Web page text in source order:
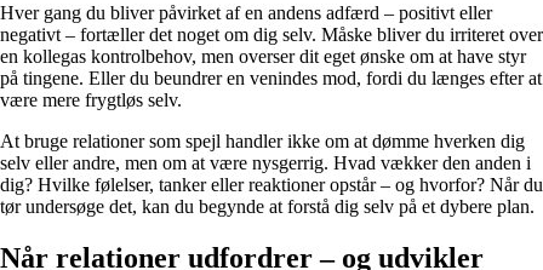
Hver gang du bliver påvirket af en andens adfærd – positivt eller
negativt – fortæller det noget om dig selv. Måske bliver du irriteret over
en kollegas kontrolbehov, men overser dit eget ønske om at have styr
på tingene. Eller du beundrer en venindes mod, fordi du længes efter at
være mere frygtløs selv.
At bruge relationer som spejl handler ikke om at dømme hverken dig
selv eller andre, men om at være nysgerrig. Hvad vækker den anden i
dig? Hvilke følelser, tanker eller reaktioner opstår – og hvorfor? Når du
tør undersøge det, kan du begynde at forstå dig selv på et dybere plan.
Når relationer udfordrer – og udvikler